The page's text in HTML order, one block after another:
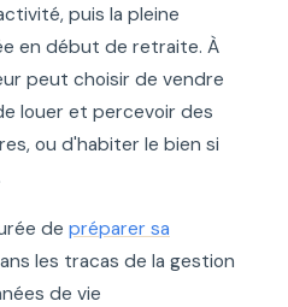
puis la pleine
en début de retraite. À
peut choisir de vendre
louer et percevoir des
ou d'habiter le bien si
de préparer sa
les tracas de la gestion
de vie